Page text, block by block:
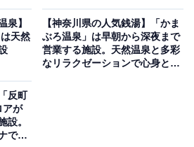
船、シャワー、カランに肌への刺
しているのが特徴です。施設内に
ックスできるシルク風呂、体の芯
ッサージ効果のあるジャグジー
営業しています。
泉】
天然
【神奈川県の人気銭湯】「かま
ぶろ温泉」は早朝から深夜まで
営業する施設。天然温泉と多彩
なリラクゼーションで心身とも
反町
アが
設。
でリ